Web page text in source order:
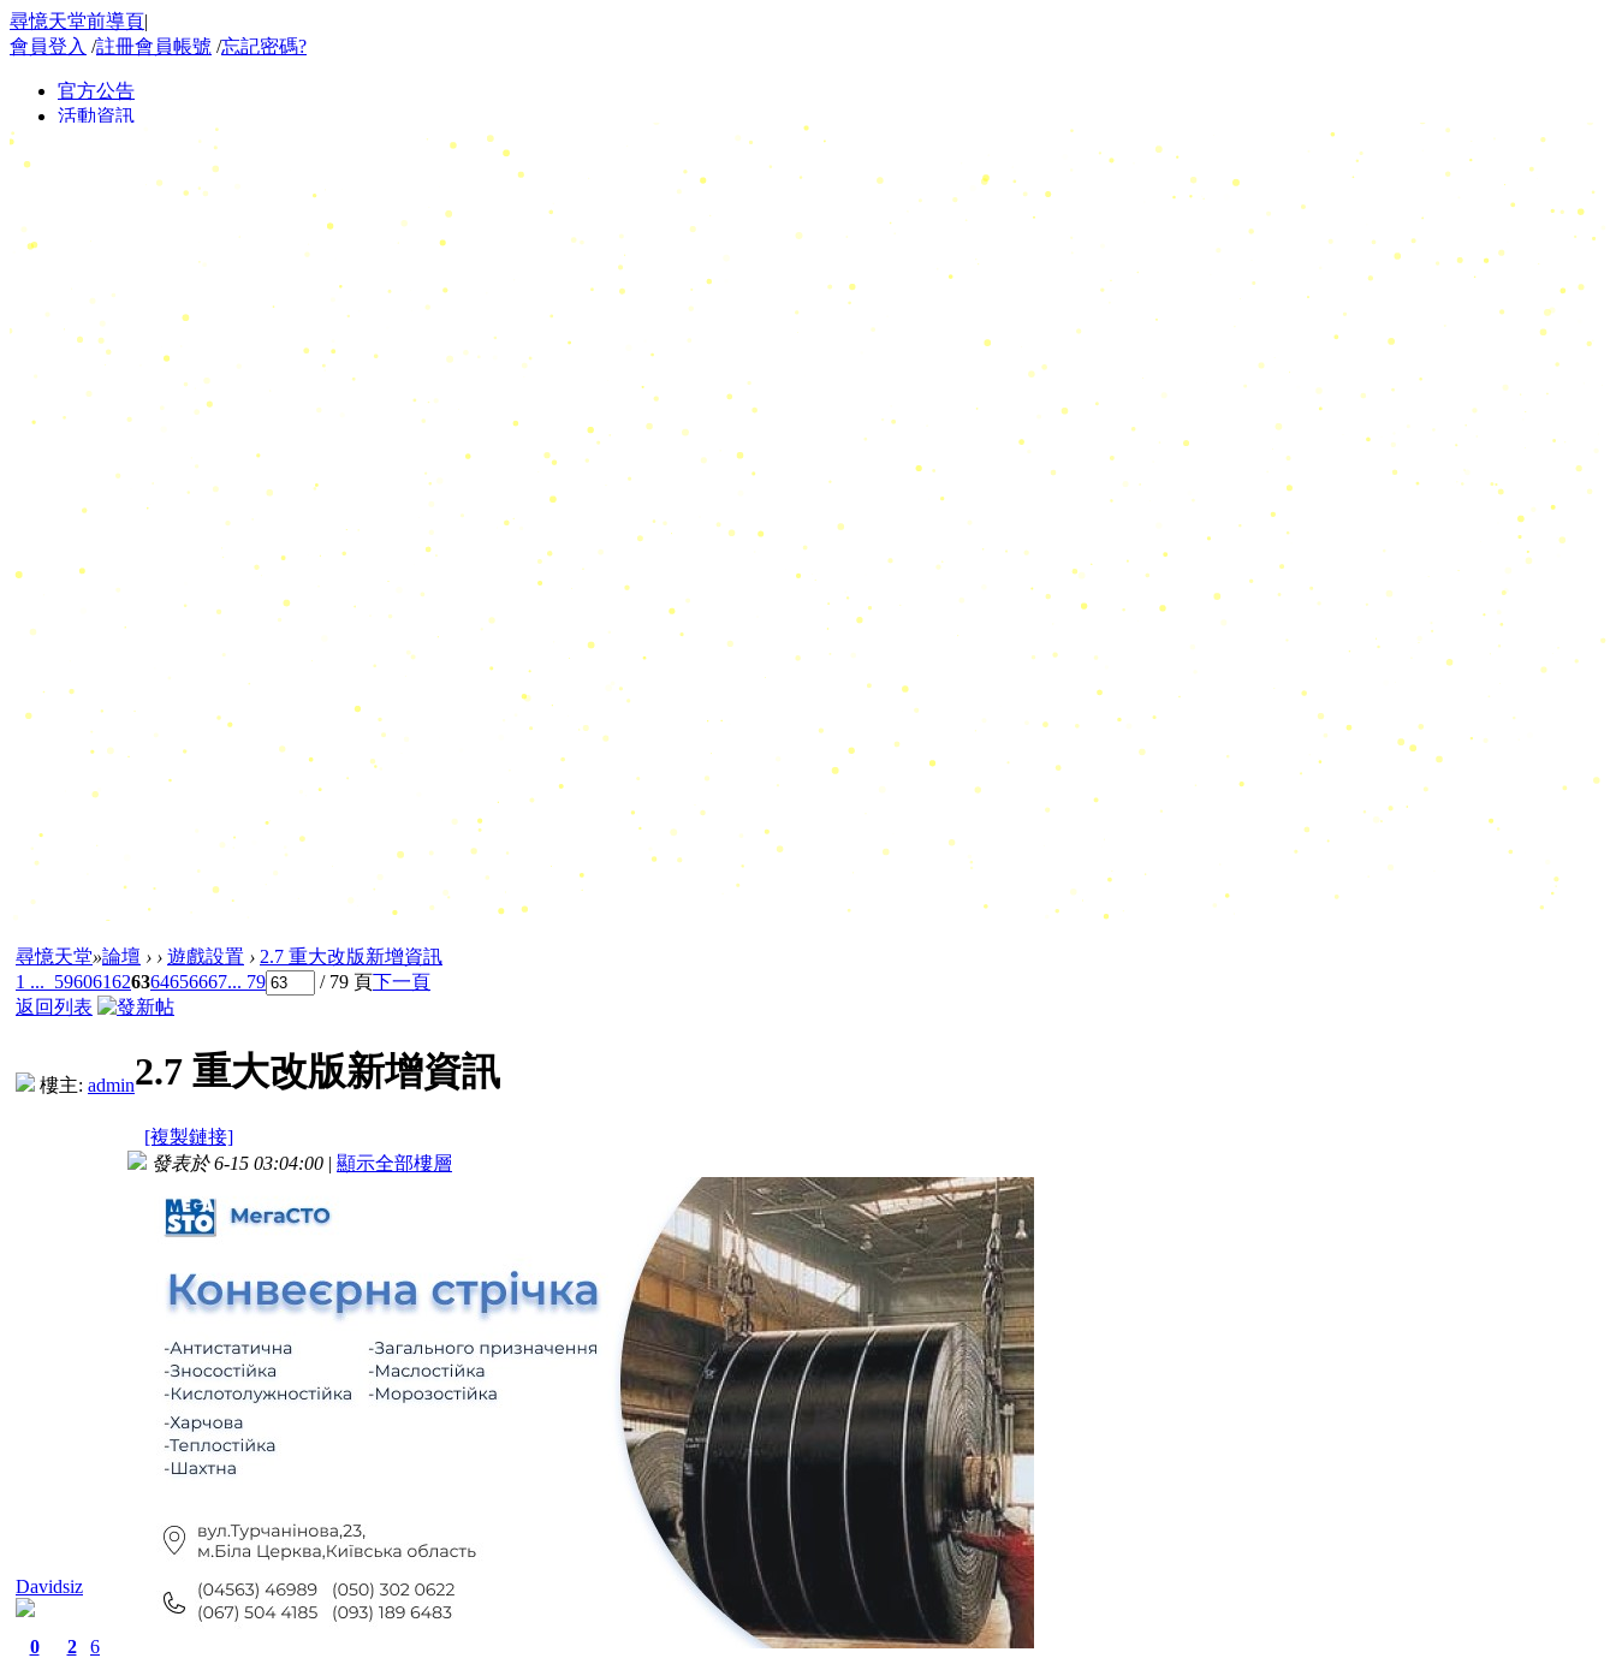
尋憶天堂前導頁|
會員登入 /註冊會員帳號 /忘記密碼?
尋憶天堂»論壇 › › 遊戲設置 › 2.7 重大改版新增資訊
1 ... 596061626364656667... 79 / 79 頁下一頁
返回列表
樓主: admin2.7 重大改版新增資訊
[複製鏈接]
Davidsiz
0 2 6
發表於 6-15 03:04:00 | 顯示全部樓層